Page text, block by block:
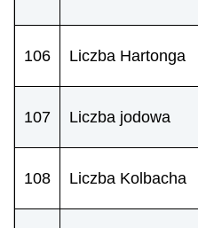
106 Liczba Hartonga
107 Liczba jodowa
108 Liczba Kolbacha